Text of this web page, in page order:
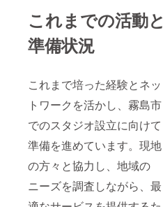
これまでの活動と
準備状況
これまで培った経験とネッ
トワークを活かし、霧島市
でのスタジオ設立に向けて
準備を進めています。現地
の方々と協力し、地域の
ニーズを調査しながら、最